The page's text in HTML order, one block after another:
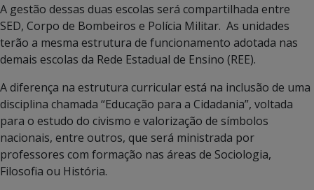
A gestão dessas duas escolas será compartilhada entre
SED, Corpo de Bombeiros e Polícia Militar. As unidades
terão a mesma estrutura de funcionamento adotada nas
demais escolas da Rede Estadual de Ensino (REE).
A diferença na estrutura curricular está na inclusão de uma
disciplina chamada “Educação para a Cidadania”, voltada
para o estudo do civismo e valorização de símbolos
nacionais, entre outros, que será ministrada por
professores com formação nas áreas de Sociologia,
Filosofia ou História.